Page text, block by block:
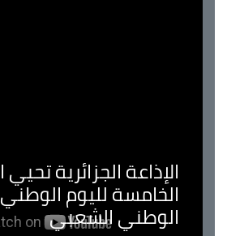
الإذاعة الجزائرية تحيي
الخامسة لليوم
الوطني الشعبي